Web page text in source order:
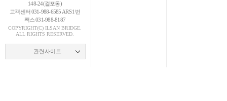
148-24(걸포동)
고객센터 031-988-6585 ARS 1번
팩스 031-988-8187
COPYRIGHT(C) ILSAN BRIDGE.
ALL RIGHTS RESERVED.
관련사이트